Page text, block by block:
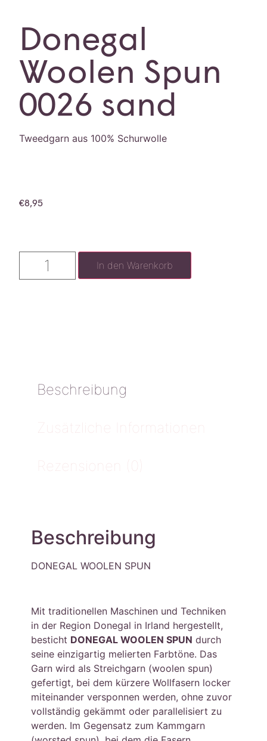
Donegal
Woolen Spun
0026 sand
Tweedgarn aus 100% Schurwolle
€8,95
In den Warenkorb
Beschreibung
Zusätzliche Informationen
Rezensionen (0)
Beschreibung
DONEGAL WOOLEN SPUN
Mit traditionellen Maschinen und Techniken
in der Region Donegal in Irland hergestellt,
besticht DONEGAL WOOLEN SPUN durch
seine einzigartig melierten Farbtöne. Das
Garn wird als Streichgarn (woolen spun)
gefertigt, bei dem kürzere Wollfasern locker
miteinander versponnen werden, ohne zuvor
vollständig gekämmt oder parallelisiert zu
werden. Im Gegensatz zum Kammgarn